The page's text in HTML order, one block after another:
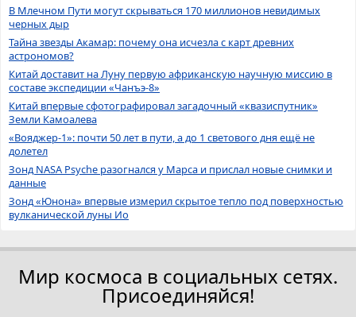
В Млечном Пути могут скрываться 170 миллионов невидимых
черных дыр
Тайна звезды Акамар: почему она исчезла с карт древних
астрономов?
Китай доставит на Луну первую африканскую научную миссию в
составе экспедиции «Чанъэ-8»
Китай впервые сфотографировал загадочный «квазиспутник»
Земли Камоалева
«Вояджер-1»: почти 50 лет в пути, а до 1 светового дня ещё не
долетел
Зонд NASA Psyche разогнался у Марса и прислал новые снимки и
данные
Зонд «Юнона» впервые измерил скрытое тепло под поверхностью
вулканической луны Ио
Мир космоса в социальных сетях.
Присоединяйся!